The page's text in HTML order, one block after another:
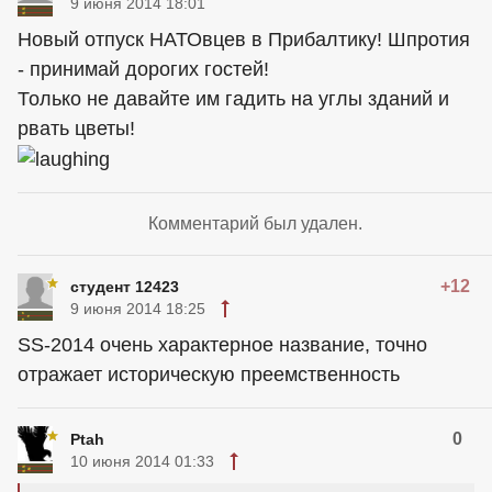
Новый отпуск НАТОвцев в Прибалтику! Шпротия
- принимай дорогих гостей!
Только не давайте им гадить на углы зданий и
рвать цветы!
Комментарий был удален.
студент 12423 +12
9 июня 2014 18:25
SS-2014 очень характерное название, точно
отражает историческую преемственность
Ptah 0
10 июня 2014 01:33